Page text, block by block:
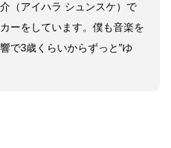
（アイハラ シュンスケ）で
ーをしています。僕も音楽を
で3歳くらいからずっと”ゆ